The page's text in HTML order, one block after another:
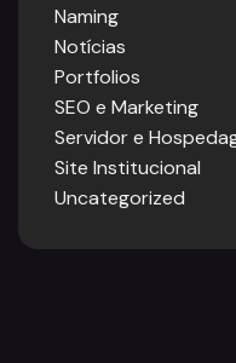
Naming
Notícias
Portfolios
SEO e Marketing
Servidor e
Site Institucional
Uncategorized